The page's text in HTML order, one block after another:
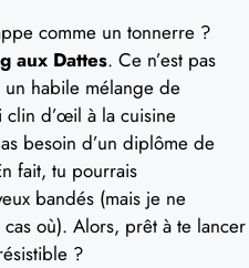
comme un tonnerre ?
aux Dattes. Ce n’est pas
un habile mélange de
d’œil à la cuisine
besoin d’un diplôme de
fait, tu pourrais
bandés (mais je ne
où). Alors, prêt à te lancer
?